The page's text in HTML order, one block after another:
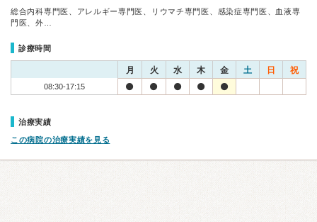
総合内科専門医、アレルギー専門医、リウマチ専門医、感染症専門医、血液専
門医、外…
診療時間
月 火 水 木 金 土 日 祝
08:30-17:15
治療実績
この病院の治療実績を見る